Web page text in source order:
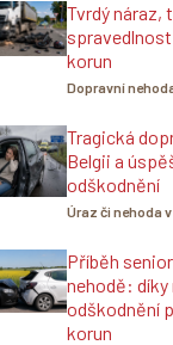
Tvrdý náraz,
korun
Dopravní
Tragická
Belgii a
odškodnění
Úraz či nehoda
Příběh
nehodě:
odškodnění
korun